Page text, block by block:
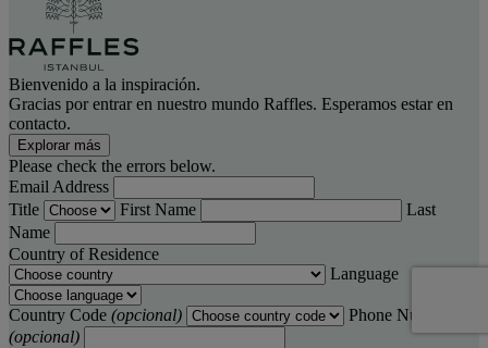
Bienvenido a la inspiración.
Gracias por entrar en nuestro mundo Raffles. Esperamos estar en
contacto.
Explorar más
Please check the errors below.
Email Address
Title
First Name
Last
Name
Country of Residence
Language
Country Code (opcional)
Phone Number
(opcional)